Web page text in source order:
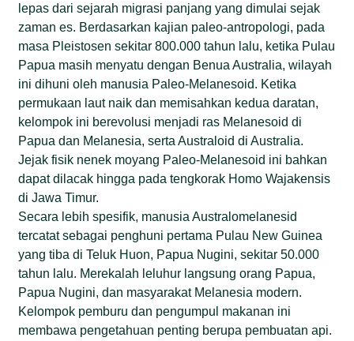
lepas dari sejarah migrasi panjang yang dimulai sejak
zaman es. Berdasarkan kajian paleo-antropologi, pada
masa Pleistosen sekitar 800.000 tahun lalu, ketika Pulau
Papua masih menyatu dengan Benua Australia, wilayah
ini dihuni oleh manusia Paleo-Melanesoid. Ketika
permukaan laut naik dan memisahkan kedua daratan,
kelompok ini berevolusi menjadi ras Melanesoid di
Papua dan Melanesia, serta Australoid di Australia.
Jejak fisik nenek moyang Paleo-Melanesoid ini bahkan
dapat dilacak hingga pada tengkorak Homo Wajakensis
di Jawa Timur.
Secara lebih spesifik, manusia Australomelanesid
tercatat sebagai penghuni pertama Pulau New Guinea
yang tiba di Teluk Huon, Papua Nugini, sekitar 50.000
tahun lalu. Merekalah leluhur langsung orang Papua,
Papua Nugini, dan masyarakat Melanesia modern.
Kelompok pemburu dan pengumpul makanan ini
membawa pengetahuan penting berupa pembuatan api.